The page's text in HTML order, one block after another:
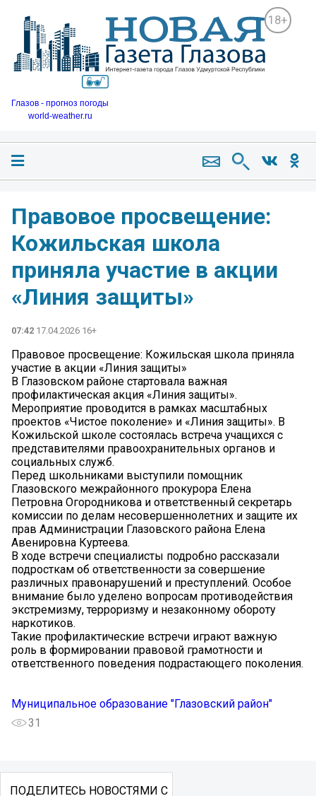
18+
Глазов - прогноз погоды
world-weather.ru
Правовое просвещение:
Кожильская школа
приняла участие в акции
«Линия защиты»
07:42 17.04.2026 16+
Правовое просвещение: Кожильская школа приняла
участие в акции «Линия защиты» ‍
В Глазовском районе стартовала важная
профилактическая акция «Линия защиты».
Мероприятие проводится в рамках масштабных
проектов «Чистое поколение» и «Линия защиты». В
Кожильской школе состоялась встреча учащихся с
представителями правоохранительных органов и
социальных служб.
Перед школьниками выступили помощник
Глазовского межрайонного прокурора Елена
Петровна Огородникова и ответственный секретарь
комиссии по делам несовершеннолетних и защите их
прав Администрации Глазовского района Елена
Авенировна Куртеева.
В ходе встречи специалисты подробно рассказали
подросткам об ответственности за совершение
различных правонарушений и преступлений. Особое
внимание было уделено вопросам противодействия
экстремизму, терроризму и незаконному обороту
наркотиков.
Такие профилактические встречи играют важную
роль в формировании правовой грамотности и
ответственного поведения подрастающего поколения.
Муниципальное образование "Глазовский район"
31
ПОДЕЛИТЕСЬ НОВОСТЯМИ С